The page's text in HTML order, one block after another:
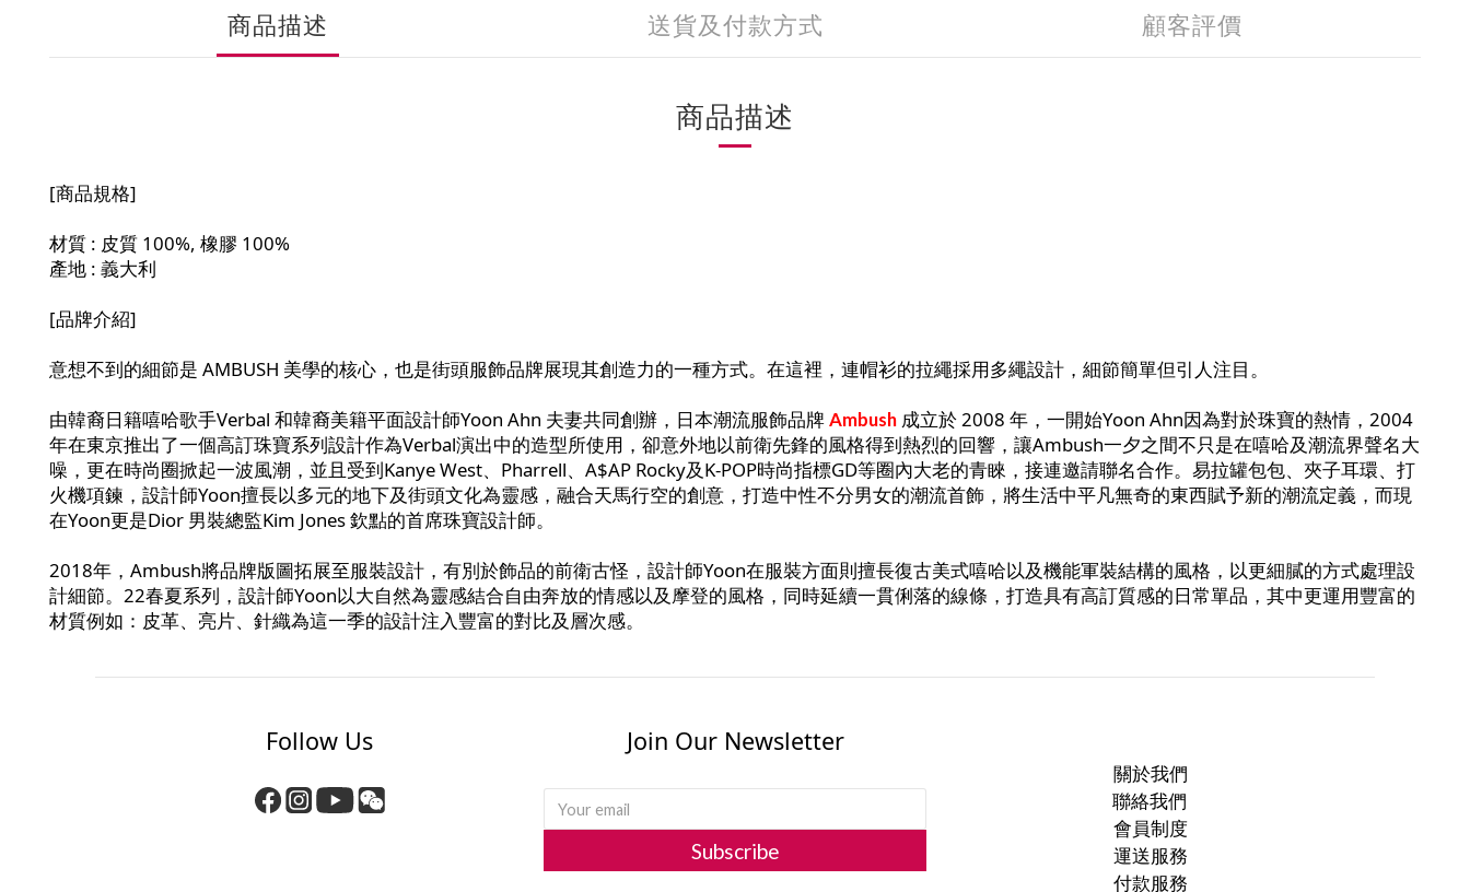
商品描述 送貨及付款方式 顧客評價
商品描述
[商品規格]
材質 : 皮質 100%, 橡膠 100%
產地 : 義大利
[品牌介紹]
意想不到的細節是 AMBUSH 美學的核心，也是街頭服飾品牌展現其創造力的一種方式。在這裡，連帽衫的拉繩採用多繩設計，細節簡單但引人注目。
由韓裔日籍嘻哈歌手Verbal 和韓裔美籍平面設計師Yoon Ahn 夫妻共同創辦，日本潮流服飾品牌Ambush 成立於 2008 年，一開始Yoon Ahn因為對於珠寶的熱情，2004
年在東京推出了一個高訂珠寶系列設計作為Verbal演出中的造型所使用，卻意外地以前衛先鋒的風格得到熱烈的回響，讓Ambush一夕之間不只是在嘻哈及潮流界聲名大
噪，更在時尚圈掀起一波風潮，並且受到Kanye West、Pharrell、A$AP Rocky及K-POP時尚指標GD等圈內大老的青睞，接連邀請聯名合作。易拉罐包包、夾子耳環、打
火機項鍊，設計師Yoon擅長以多元的地下及街頭文化為靈感，融合天馬行空的創意，打造中性不分男女的潮流首飾，將生活中平凡無奇的東西賦予新的潮流定義，而現
在Yoon更是Dior 男裝總監Kim Jones 欽點的首席珠寶設計師。
2018年，Ambush將品牌版圖拓展至服裝設計，有別於飾品的前衛古怪，設計師Yoon在服裝方面則擅長復古美式嘻哈以及機能軍裝結構的風格，以更細膩的方式處理設
計細節。22春夏系列，設計師Yoon以大自然為靈感結合自由奔放的情感以及摩登的風格，同時延續一貫俐落的線條，打造具有高訂質感的日常單品，其中更運用豐富的
材質例如：皮革、亮片、針織為這一季的設計注入豐富的對比及層次感。
Follow Us Join Our Newsletter
Subscribe
關於我們
聯絡我們
會員制度
運送服務
付款服務